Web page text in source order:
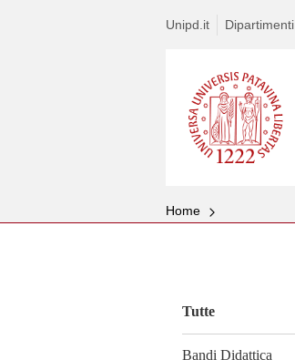
Unipd.it Dipartimenti
Home
Tutte
Bandi Didattica